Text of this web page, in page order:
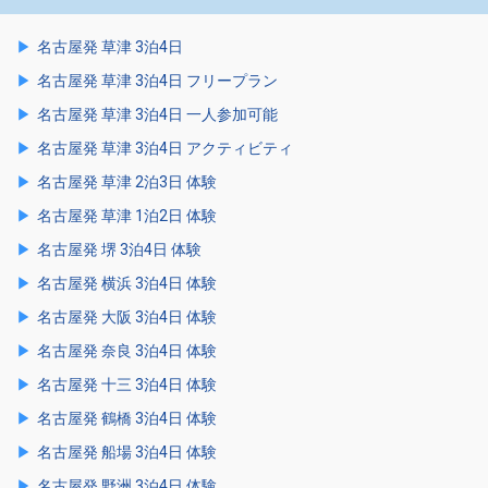
名古屋発 草津 3泊4日
名古屋発 草津 3泊4日 フリープラン
名古屋発 草津 3泊4日 一人参加可能
名古屋発 草津 3泊4日 アクティビティ
名古屋発 草津 2泊3日 体験
名古屋発 草津 1泊2日 体験
名古屋発 堺 3泊4日 体験
名古屋発 横浜 3泊4日 体験
名古屋発 大阪 3泊4日 体験
名古屋発 奈良 3泊4日 体験
名古屋発 十三 3泊4日 体験
名古屋発 鶴橋 3泊4日 体験
名古屋発 船場 3泊4日 体験